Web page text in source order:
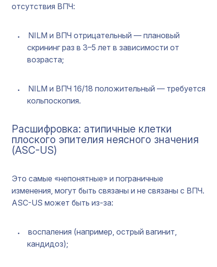
отсутствия ВПЧ:
NILM и ВПЧ отрицательный — плановый
скрининг раз в 3–5 лет в зависимости от
возраста;
NILM и ВПЧ 16/18 положительный — требуется
кольпоскопия.
Расшифровка: атипичные клетки
плоского эпителия неясного значения
(ASC-US)
Это самые «непонятные» и пограничные
изменения, могут быть связаны и не связаны с ВПЧ.
ASC-US может быть из-за:
воспаления (например, острый вагинит,
кандидоз);